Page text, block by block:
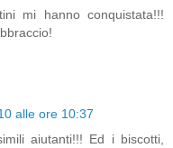
mi hanno conquistata!!!
alle ore 10:37
aiutanti!!! Ed i biscotti,